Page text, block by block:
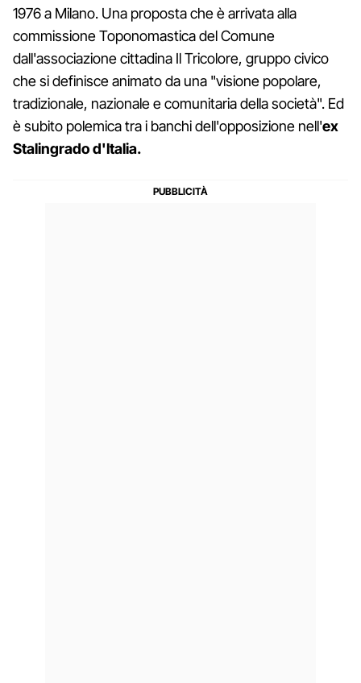
1976 a Milano. Una proposta che è arrivata alla
commissione Toponomastica del Comune
dall'associazione cittadina Il Tricolore, gruppo civico
che si definisce animato da una "visione popolare,
tradizionale, nazionale e comunitaria della società". Ed
è subito polemica tra i banchi dell'opposizione nell'ex
Stalingrado d'Italia.